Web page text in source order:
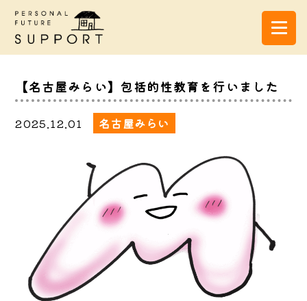
【名古屋みらい】包括的性教育を行いました
2025.12.01 名古屋みらい